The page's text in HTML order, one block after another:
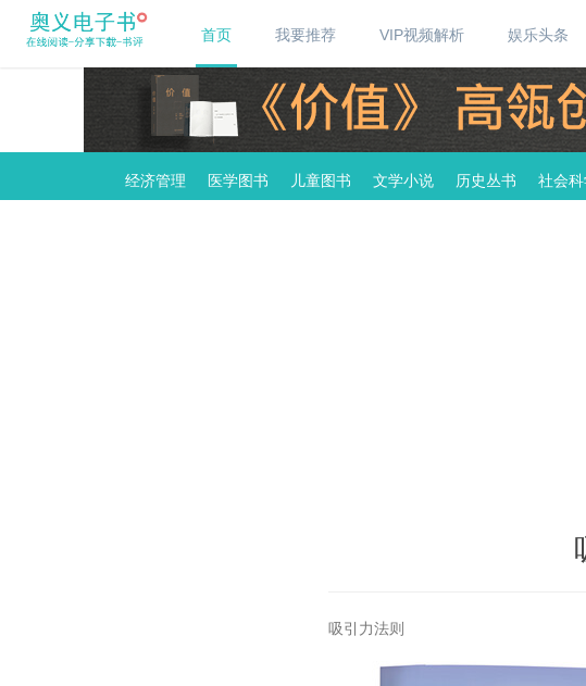
首页 我要推荐 VIP视频解析 娱乐头条
经济管理 医学图书 儿童图书 文学小说 历史丛书 社会
吸引力法则